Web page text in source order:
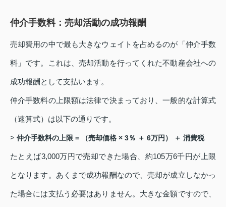
仲介手数料：売却活動の成功報酬
売却費用の中で最も大きなウェイトを占めるのが「仲介手数
料」です。これは、売却活動を行ってくれた不動産会社への
成功報酬として支払います。
仲介手数料の上限額は法律で決まっており、一般的な計算式
（速算式）は以下の通りです。
> 仲介手数料の上限 = （売却価格 × 3％ ＋ 6万円） ＋ 消費税
たとえば3,000万円で売却できた場合、約105万6千円が上限
となります。あくまで成功報酬なので、売却が成立しなかっ
た場合には支払う必要はありません。大きな金額ですので、